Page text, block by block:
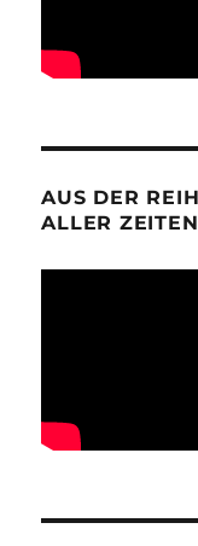
AUS DER
ALLER ZEITEN